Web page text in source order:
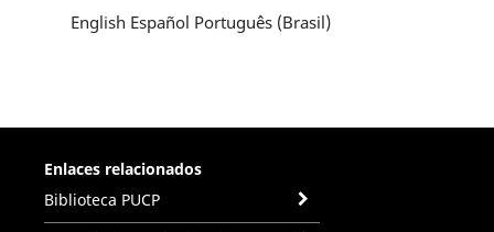
English Español Português (Brasil)
Enlaces relacionados
Biblioteca PUCP